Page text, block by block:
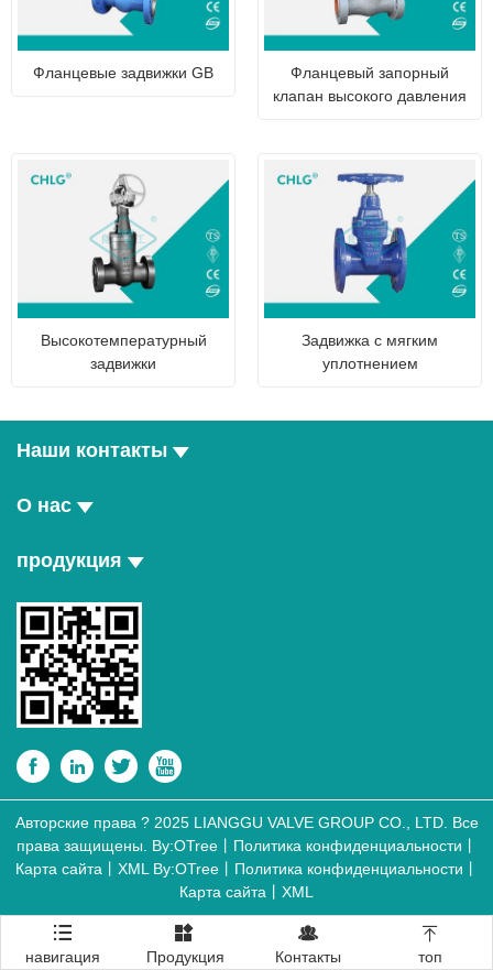
Фланцевые задвижки GB
Фланцевый запорный
клапан высокого давления
Высокотемпературный
задвижки
Задвижка с мягким
уплотнением
Наши контакты
О нас
продукция
   
Авторские права ? 2025 LIANGGU VALVE GROUP CO., LTD. Все
права защищены. By:OTree丨Политика конфиденциальности丨
Карта сайта丨XML By:OTree丨 Политика конфиденциальности
Карта сайта
XML

навигация

Продукция

Контакты

топ